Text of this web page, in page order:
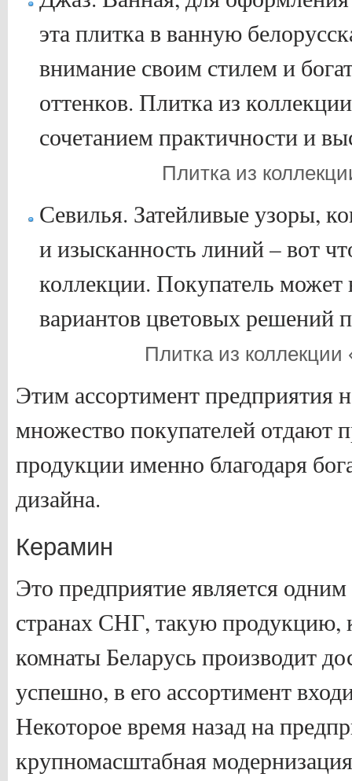
эта плитка в ванную
внимание своим стилем и
оттенков. Плитка из
сочетанием практичности и
Плитка из
Севилья. Затейливые узоры,
и изысканность линий – вот
коллекции. Покупатель может
вариантов цветовых решений
Плитка из
Этим ассортимент предприятия
множество покупателей отдают
продукции именно благодаря
дизайна.
Керамин
Это предприятие является
странах СНГ, такую продукцию,
комнаты Беларусь производит
успешно, в его ассортимент
Некоторое время назад на
крупномасштабная